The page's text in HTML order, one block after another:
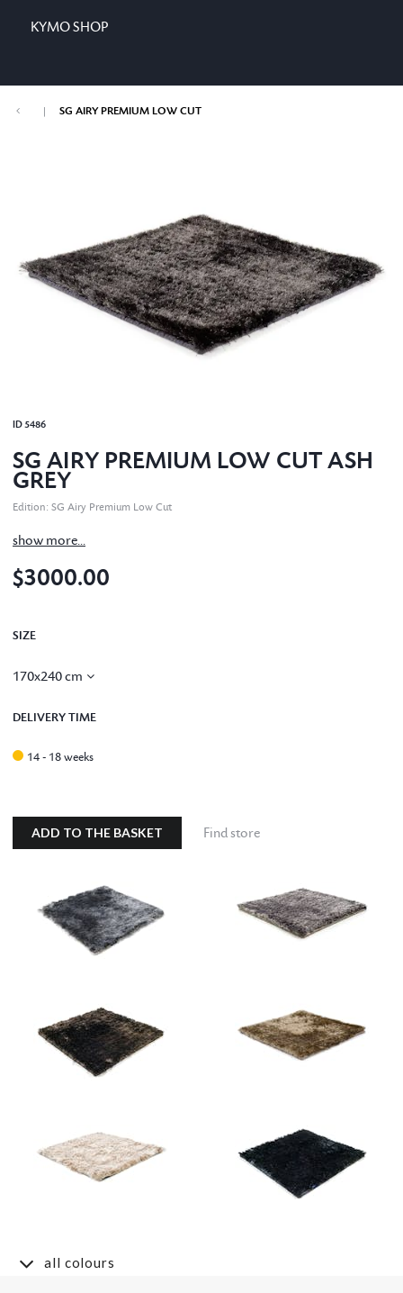
KYMO SHOP
| SG AIRY PREMIUM LOW CUT
ID5486
SG AIRY PREMIUM LOW CUT ASH
GREY
Edition: SG Airy Premium Low Cut
show more...
$3000.00
SIZE
170x240 cm
DELIVERY TIME
14 - 18 weeks
ADD TO THE BASKET Find store
all colours